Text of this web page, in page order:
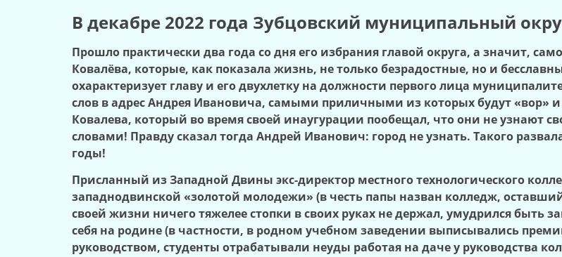
В декабре 2022 года Зубцовский муниципальный
Прошло практически два года со дня его избрания главой округа, а значит,
Ковалёва, которые, как показала жизнь, не только безрадостные, но и
охарактеризует главу и его двухлетку на должности первого лица
слов в адрес Андрея Ивановича, самыми приличными из которых будут «вор»
Ковалева, который во время своей инаугурации пообещал, что они не узнают
словами! Правду сказал тогда Андрей Иванович: город не узнать. Такого
годы!
Присланный из Западной Двины экс-директор местного технологического
западнодвинской «золотой молодежи» (в честь папы назван колледж,
своей жизни ничего тяжелее стопки в своих руках не держал, умудрился быть
себя на родине (в частности, в родном учебном заведении выписывались
руководством, студенты отрабатывали неуды работая на даче у руководства